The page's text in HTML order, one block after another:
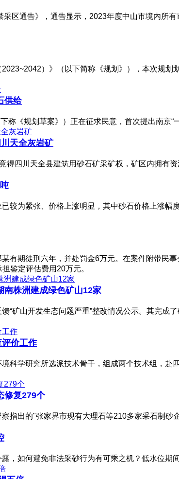
区通告》，通告显示，2023年度中山市境内所
）》（以下简称《规划》），本次规
供给
《规划草案》）正在征求民意，首次提出南京“
天全灰岩矿
四川天全县建筑用砂石矿采矿权，矿区内拥有
较为紧张、价格上涨明显，其中砂石价格上涨
有期徒刑六年，并处罚金6万元。在案件附带民
鉴定评估费用20万元。
南株洲建成绿色矿山12家
“矿山开发生态问题严重”整改情况公示。其完成
价工作
科学研究所选派技术骨干，组成两个技术组，
修复279个
指出的"张家界市现有大理石等210多家采石制砂
，如何避免非法采砂行为有可乘之机？低水位期